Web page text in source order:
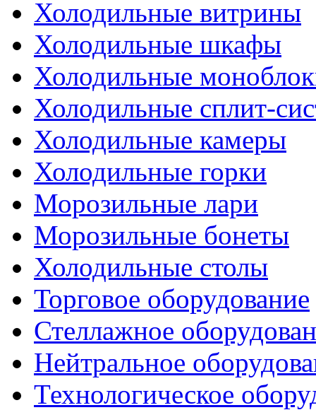
Холодильные витрины
Холодильные шкафы
Холодильные
Холодильные сплит-
Холодильные камеры
Холодильные горки
Морозильные лари
Морозильные бонеты
Холодильные столы
Торговое оборудование
Стеллажное
Нейтральное
Технологическое